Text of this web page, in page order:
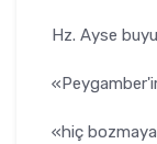
Hz. Ayse
«hiç